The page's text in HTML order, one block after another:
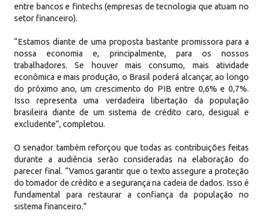
entre bancos e fintechs (empresas de tecnologia que atuam no
setor financeiro).
“Estamos diante de uma proposta bastante promissora para a
nossa economia e, principalmente, para os nossos
trabalhadores. Se houver mais consumo, mais atividade
econômica e mais produção, o Brasil poderá alcançar, ao longo
do próximo ano, um crescimento do PIB entre 0,6% e 0,7%.
Isso representa uma verdadeira libertação da população
brasileira diante de um sistema de crédito caro, desigual e
excludente”, completou.
O senador também reforçou que todas as contribuições feitas
durante a audiência serão consideradas na elaboração do
parecer final. “Vamos garantir que o texto assegure a proteção
do tomador de crédito e a segurança na cadeia de dados. Isso é
fundamental para restaurar a confiança da população no
sistema financeiro.”